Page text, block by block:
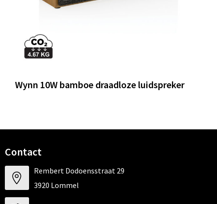
Wynn 10W bamboe draadloze luidspreker
Contact
Rembert Dodoensstraat 29
3920 Lommel